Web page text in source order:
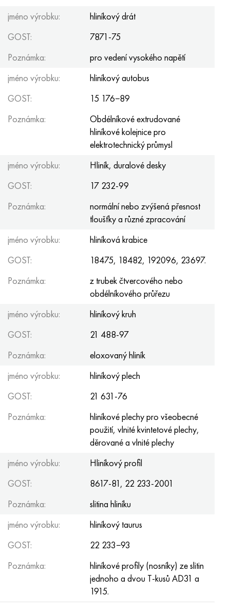
jméno výrobku:
hliníkový drát
GOST:
7871-75
Poznámka:
pro vedení vysokého napětí
jméno výrobku:
hliníkový autobus
GOST:
15 176−89
Poznámka:
Obdélníkové extrudované
hliníkové kolejnice pro
elektrotechnický průmysl
jméno výrobku:
Hliník, duralové desky
GOST:
17 232-99
Poznámka:
normální nebo zvýšená přesnost
tloušťky a různé zpracování
jméno výrobku:
hliníková krabice
GOST:
18475, 18482, 192096, 23697.
Poznámka:
z trubek čtvercového nebo
obdélníkového průřezu
jméno výrobku:
hliníkový kruh
GOST:
21 488-97
Poznámka:
eloxovaný hliník
jméno výrobku:
hliníkový plech
GOST:
21 631-76
Poznámka:
hliníkové plechy pro všeobecné
použití, vlnité kvintetové plechy,
děrované a vlnité plechy
jméno výrobku:
Hliníkový profil
GOST:
8617-81, 22 233-2001
Poznámka:
slitina hliníku
jméno výrobku:
hliníkový taurus
GOST:
22 233−93
Poznámka:
hliníkové profily (nosníky) ze slitin
jednoho a dvou T-kusů AD31 a
1915.
Nimonic 263
Haynes 25
Haynes 188
Hastelloy b3
Hastelloy c4
Hastelloy C22
Hastelloy C-276
Hastelloy C2000
Hastelloy 3
Hastelloy x
Udimet 500
AM-355 – AM-5547
Custom 450® - uns S45000
Řecký Ascoloy 418
50X14MF
65X13
90X18MF
38x2n2ma, 34CrNiMo6, 40NiCrMo7
40hn2ma, 34CrNiMo4, 36hnm
38 hodin, 37 hodin
38HN3MFA, 35nicrmov12-5
40G, 40Mn4, AISI 1035
38XM, 42CrMo4, AISI 1,7225
40HH, 36NiCr6, AISI 3135
40XFA, 1,7223, AISI 4142
45X, 45h, 1,7035
45HN2MFA, k2425, 45hnmf
A40G, 44smn28, 1.0762, 46s20